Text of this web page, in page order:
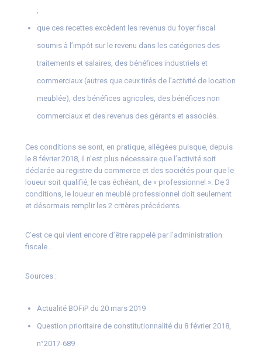
;
que ces recettes excèdent les revenus du foyer fiscal
soumis à l’impôt sur le revenu dans les catégories des
traitements et salaires, des bénéfices industriels et
commerciaux (autres que ceux tirés de l’activité de location
meublée), des bénéfices agricoles, des bénéfices non
commerciaux et des revenus des gérants et associés.
Ces conditions se sont, en pratique, allégées puisque, depuis
le 8 février 2018, il n’est plus nécessaire que l’activité soit
déclarée au registre du commerce et des sociétés pour que le
loueur soit qualifié, le cas échéant, de « professionnel ». De 3
conditions, le loueur en meublé professionnel doit seulement
et désormais remplir les 2 critères précédents.
C’est ce qui vient encore d’être rappelé par l’administration
fiscale…
Sources :
Actualité BOFiP du 20 mars 2019
Question prioritaire de constitutionnalité du 8 février 2018,
n°2017-689